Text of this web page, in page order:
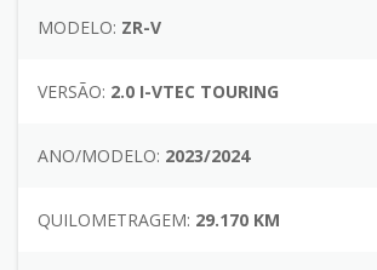
MODELO: ZR-V
VERSÃO: 2.0 I-VTEC TOURING
ANO/MODELO: 2023/2024
QUILOMETRAGEM: 29.170 KM